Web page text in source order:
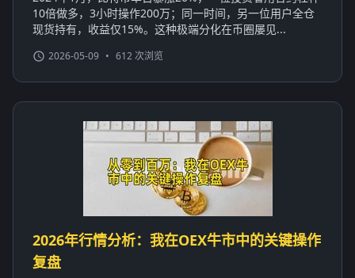
10倍做多，3小时操作200万；同一时间，另一位用户全仓
现货持有，收益仅15%。这种极端分化在币圈屡见...
2026-05-09 • 612 次浏览
2026年行情分析：我在OEX牛市中的关键操作
复盘